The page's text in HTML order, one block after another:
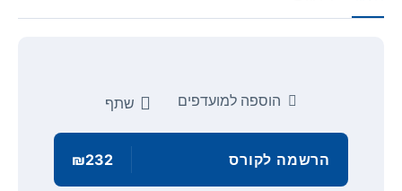
הוספה למועדפים שתף
הרשמה לקורס ₪232